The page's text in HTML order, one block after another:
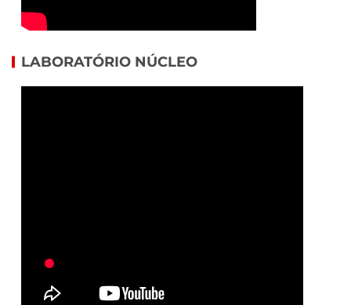
LABORATÓRIO NÚCLEO